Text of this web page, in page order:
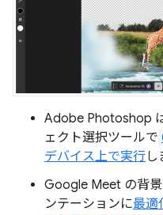
Adobe Photoshop
ェクト選択ツールで
デバイス上で実行し
Google Meet の背
ンテーションに最適